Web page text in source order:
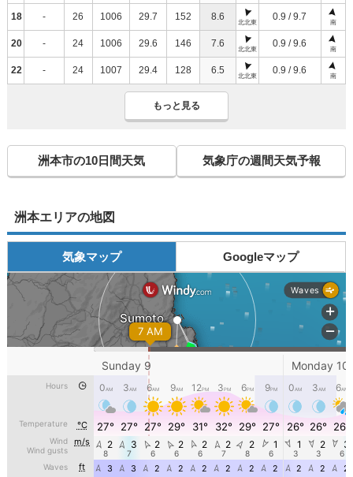
18 - 26 1006 29.7 152 8.6
北北東
0.9 / 9.7
南
20 - 24 1006 29.6 146 7.6
北北東
0.9 / 9.6
南
22 - 24 1007 29.4 128 6.5
北北東
0.9 / 9.6
南
もっと見る
洲本市の10日間天気 気象庁の週間天気予報
洲本エリアの地図
気象マップ Googleマップ